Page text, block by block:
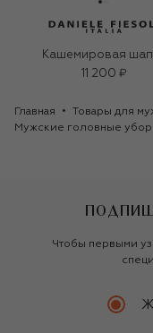
Кашемировая
11 200 ₽
Главная Товары для
Мужские головные
Чтобы первыми